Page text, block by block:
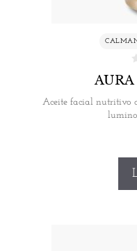
AURA
Aceite facial nutritivo